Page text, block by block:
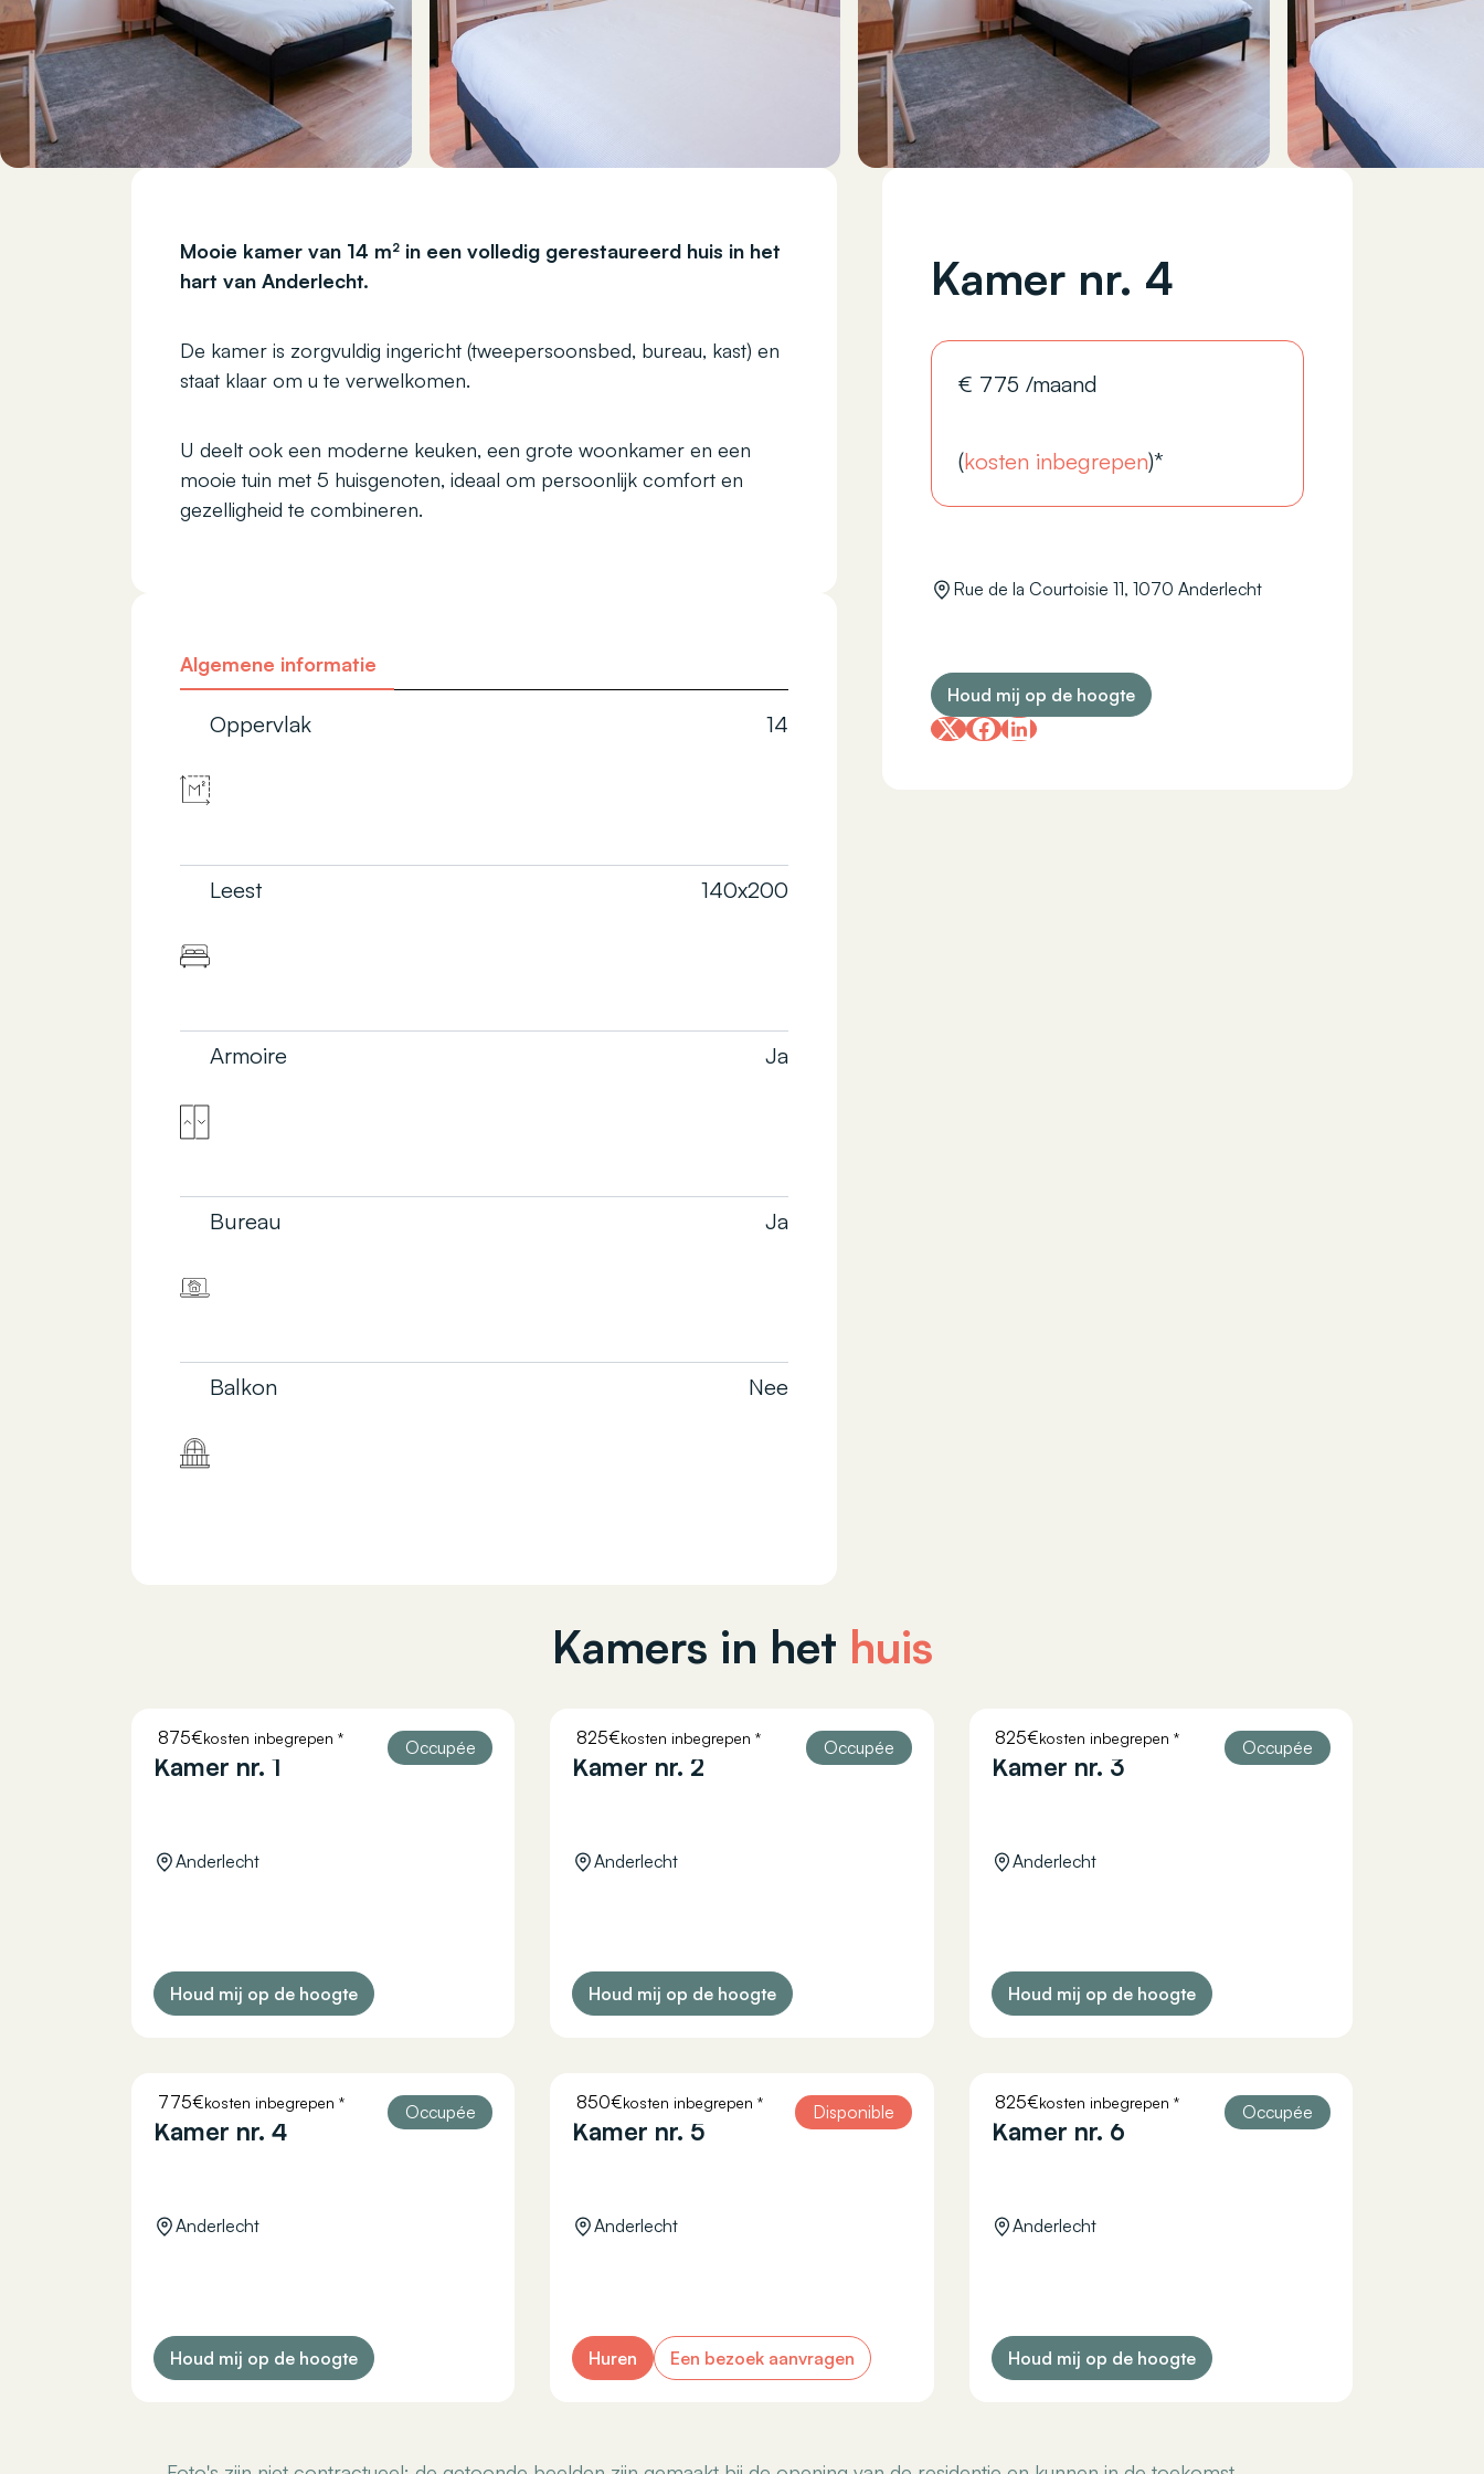
Mooie kamer van 14 m² in een volledig gerestaureerd huis in het
hart van Anderlecht.
De kamer is zorgvuldig ingericht (tweepersoonsbed, bureau, kast) en
staat klaar om u te verwelkomen.
U deelt ook een moderne keuken, een grote woonkamer en een
mooie tuin met 5 huisgenoten, ideaal om persoonlijk comfort en
gezelligheid te combineren.
Algemene informatie
Oppervlak 14
Leest 140x200
Armoire Ja
Bureau Ja
Balkon Nee
Kamer nr. 4
€ 775 /maand
(kosten inbegrepen)*
Rue de la Courtoisie 11, 1070 Anderlecht
Houd mij op de hoogte
Kamers in het huis
875€kosten inbegrepen *
COURTOISIE 11
Kamer nr. 1
Occupée
Anderlecht
Houd mij op de hoogte
825€kosten inbegrepen *
COURTOISIE 11
Kamer nr. 2
Occupée
Anderlecht
Houd mij op de hoogte
825€kosten inbegrepen *
COURTOISIE 11
Kamer nr. 3
Occupée
Anderlecht
Houd mij op de hoogte
775€kosten inbegrepen *
COURTOISIE 11
Kamer nr. 4
Occupée
Anderlecht
Houd mij op de hoogte
850€kosten inbegrepen *
COURTOISIE 11
Kamer nr. 5
Disponible
Anderlecht
Huren Een bezoek aanvragen
825€kosten inbegrepen *
COURTOISIE 11
Kamer nr. 6
Occupée
Anderlecht
Houd mij op de hoogte